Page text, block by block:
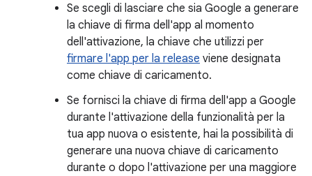
Se scegli di lasciare che sia Google a generare
la chiave di firma dell'app al momento
dell'attivazione, la chiave che utilizzi per
firmare l'app per la release viene designata
come chiave di caricamento.
Se fornisci la chiave di firma dell'app a Google
durante l'attivazione della funzionalità per la
tua app nuova o esistente, hai la possibilità di
generare una nuova chiave di caricamento
durante o dopo l'attivazione per una maggiore